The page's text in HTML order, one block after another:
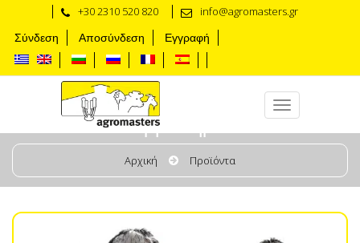
+30 2310 520 820 info@agromasters.gr
Σύνδεση Αποσύνδεση Εγγραφή
Αρμεκτήρια
Αρχική Προϊόντα